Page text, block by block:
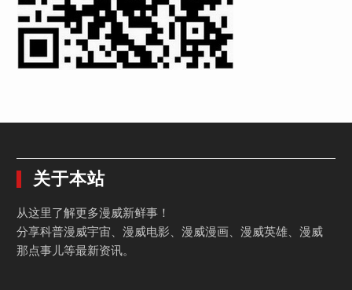
关于本站
从这里了解更多漫威新鲜事！
分享科普漫威宇宙、漫威电影、漫威漫画、漫威英雄、漫威
那点事儿等最新资讯。